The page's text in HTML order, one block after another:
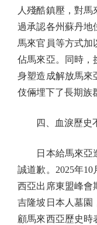
人殘酷鎮壓，對馬
過承認各州蘇丹地
馬來官員等方式加
佔馬來亞。同時，
身塑造成解放馬來
伎倆埋下了長期族
四、血淚歷史不
日本給馬來亞造
誠道歉。2025年
西亞出席東盟峰會
吉隆坡日本人墓園
顧馬來西亞歷史時